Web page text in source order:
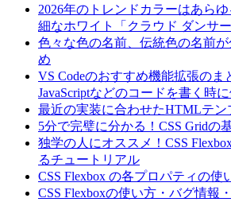
2026年のトレンドカラーはあら
細なホワイト「クラウド ダンサー
色々な色の名前、伝統色の名前
め
VS Codeのおすすめ機能拡張のま
JavaScriptなどのコードを書く時に
最近の実装に合わせたHTMLテン
5分で完璧に分かる！CSS Gridの
独学の人にオススメ！CSS
るチュートリアル
CSS Flexbox の各プロパティの使
CSS Flexboxの使い方・バグ情報